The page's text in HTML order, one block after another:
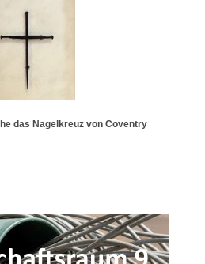
das Nagelkreuz von Coventry